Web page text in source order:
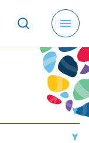
メ
ニ
ュ
ー
を
開
く